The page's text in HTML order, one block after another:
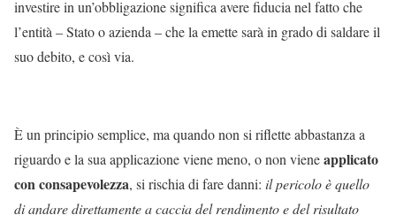
investire in un’obbligazione significa avere fiducia nel fatto che
l’entità – Stato o azienda – che la emette sarà in grado di saldare il
suo debito, e così via.
È un principio semplice, ma quando non si riflette abbastanza a
riguardo e la sua applicazione viene meno, o non vieneapplicato
con consapevolezza, si rischia di fare danni: il pericolo è quello
di andare direttamente a caccia del rendimento e del risultato